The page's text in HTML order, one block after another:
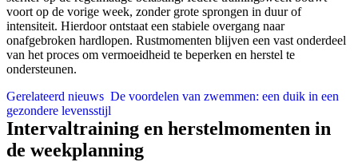
voort op de vorige week, zonder grote sprongen in duur of
intensiteit. Hierdoor ontstaat een stabiele overgang naar
onafgebroken hardlopen. Rustmomenten blijven een vast onderdeel
van het proces om vermoeidheid te beperken en herstel te
ondersteunen.
Gerelateerd nieuws De voordelen van zwemmen: een duik in een
gezondere levensstijl
Intervaltraining en herstelmomenten in
de weekplanning